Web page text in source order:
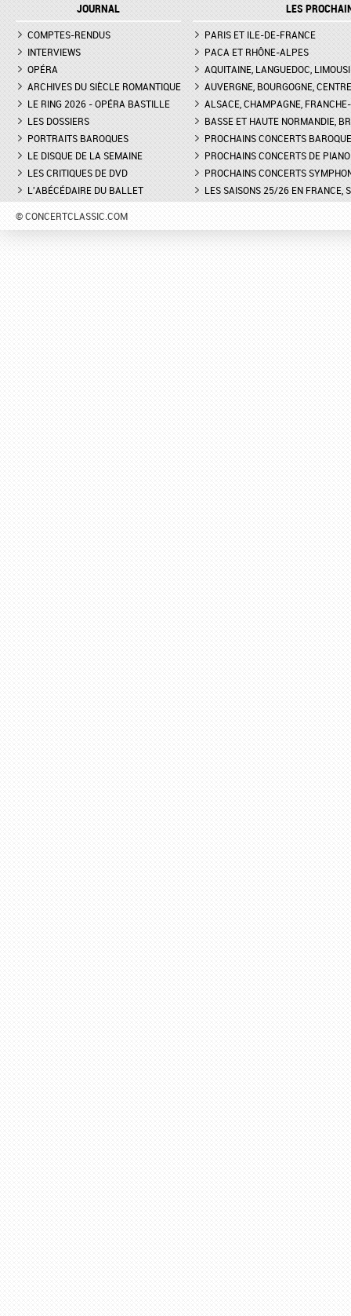
LA GRANDE DUCHESSE DE
GÉROLSTEIN D'OFFENBACH AU
THÉÂTRE DE L'ODÉON DE
MARSEILLE - INTERVIEW D'YVES
COUDRAY, METTEUR EN SCÈN
DON GIOVANNI À L'OPÉRA DE
MONTPELLIER - EXTRAIT DE
"TREMA, TREMA, O SCELLERATO!"
D'ANTHÉRON
FESTIVAL DE PIANO DE
ROQUE D'ANTHÉON -
DE LA PRÉSENTATION
PIANOS
FESTIVAL CHOPIN À
INTERVIEW DE CLAIRE-
GUAY
JOURNAL
COMPTES-RENDUS
INTERVIEWS
OPÉRA
ARCHIVES DU SIÈCLE ROMANTIQUE
LE RING 2026 - OPÉRA BASTILLE
LES DOSSIERS
PORTRAITS BAROQUES
LE DISQUE DE LA SEMAINE
LES CRITIQUES DE DVD
L'ABÉCÉDAIRE DU BALLET
LES
PARIS ET ILE-DE-FRANCE
PACA ET RHÔNE-ALPES
AQUITAINE, LANGUEDOC,
AUVERGNE, BOURGOGNE, CENTRE
ALSACE, CHAMPAGNE,
BASSE ET HAUTE NORMANDIE,
PROCHAINS CONCERTS
PROCHAINS CONCERTS DE PIANO
PROCHAINS CONCERTS
LES SAISONS 25/26 EN FRANCE,
© CONCERTCLASSIC.COM